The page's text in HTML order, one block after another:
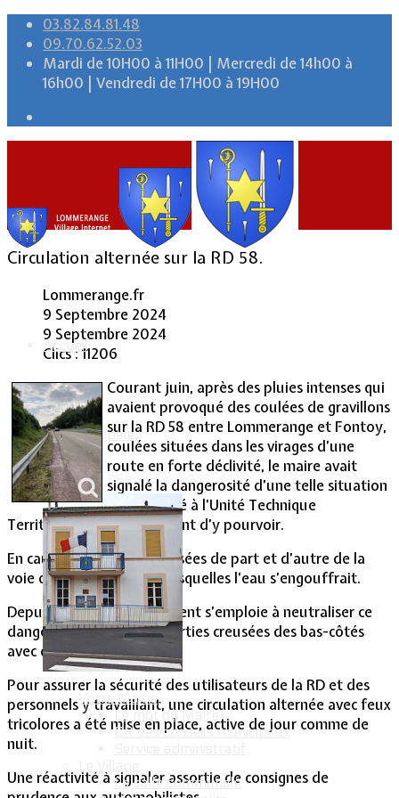
03.82.84.81.48
09.70.62.52.03
Mardi de 10H00 à 11H00 | Mercredi de 14h00 à
16h00 | Vendredi de 17H00 à 19H00
Accueil
Vie Municipale
Votre Mairie
Le mot du Maire
CR des conseils municipaux
La salle communale
Circulation alternée sur la RD 58.
Lommerange.fr
9 Septembre 2024
9 Septembre 2024
Clics : 11206
Courant juin, après des pluies intenses qui
avaient provoqué des coulées de gravillons
sur la RD 58 entre Lommerange et Fontoy,
coulées situées dans les virages d’une
route en forte déclivité, le maire avait
signalé la dangerosité d’une telle situation
et demandé à l’Unité Technique
Territoriale du Département d’y pourvoir.
En cause, les ornières creusées de part et d’autre de la
voie de roulement dans lesquelles l’eau s’engouffrait.
Depuis jeudi, le Département s’emploie à neutraliser ce
danger en comblant les parties creusées des bas-côtés
avec du béton.
Pour assurer la sécurité des utilisateurs de la RD et des
personnels y travaillant, une circulation alternée avec feux
tricolores a été mise en place, active de jour comme de
nuit.
Une réactivité à signaler assortie de consignes de